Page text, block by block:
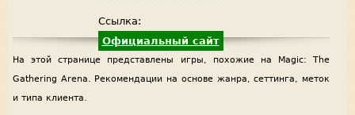
Ссылка:
Официальный сайт
На этой странице представлены игры, похожие на Magic: The
Gathering Arena. Рекомендации на основе жанра, сеттинга, меток
и типа клиента.